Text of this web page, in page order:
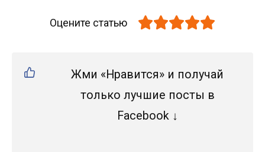
Оцените статью
Жми «Нравится» и получай
только лучшие посты в
Facebook ↓